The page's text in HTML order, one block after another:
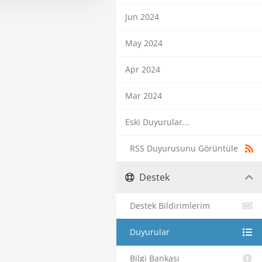
Jun 2024
May 2024
Apr 2024
Mar 2024
Eski Duyurular...
RSS Duyurusunu Görüntüle
Destek
Destek Bildirimlerim
Duyurular
Bilgi Bankası